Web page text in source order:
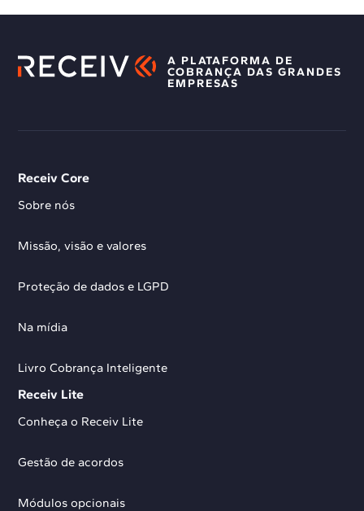
A PLATAFORMA DE
COBRANÇA DAS GRANDES
EMPRESAS
Receiv Core
Sobre nós
Missão, visão e valores
Proteção de dados e LGPD
Na mídia
Livro Cobrança Inteligente
Receiv Lite
Conheça o Receiv Lite
Gestão de acordos
Módulos opcionais